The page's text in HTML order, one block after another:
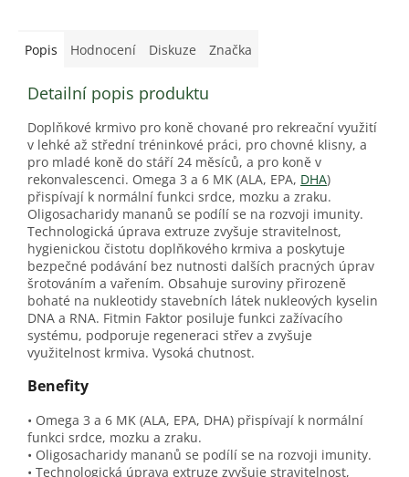
Popis Hodnocení Diskuze Značka
Detailní popis produktu
Doplňkové krmivo pro koně chované pro rekreační využití
v lehké až střední tréninkové práci, pro chovné klisny, a
pro mladé koně do stáří 24 měsíců, a pro koně v
rekonvalescenci. Omega 3 a 6 MK (ALA, EPA, DHA)
přispívají k normální funkci srdce, mozku a zraku.
Oligosacharidy mananů se podílí se na rozvoji imunity.
Technologická úprava extruze zvyšuje stravitelnost,
hygienickou čistotu doplňkového krmiva a poskytuje
bezpečné podávání bez nutnosti dalších pracných úprav
šrotováním a vařením. Obsahuje suroviny přirozeně
bohaté na nukleotidy stavebních látek nukleových kyselin
DNA a RNA. Fitmin Faktor posiluje funkci zažívacího
systému, podporuje regeneraci střev a zvyšuje
využitelnost krmiva. Vysoká chutnost.
Benefity
• Omega 3 a 6 MK (ALA, EPA, DHA) přispívají k normální
funkci srdce, mozku a zraku.
• Oligosacharidy mananů se podílí se na rozvoji imunity.
• Technologická úprava extruze zvyšuje stravitelnost,